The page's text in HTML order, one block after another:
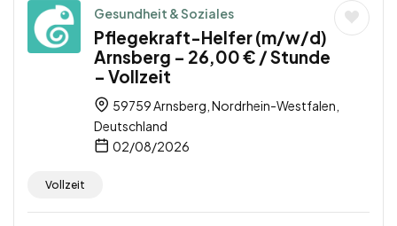
Gesundheit & Soziales
Pflegekraft-Helfer (m/w/d)
Arnsberg – 26,00 € / Stunde
– Vollzeit
59759 Arnsberg, Nordrhein-Westfalen,
Deutschland
02/08/2026
Vollzeit